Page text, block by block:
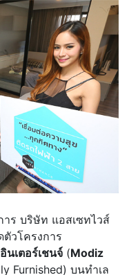
ร บริษัท แอสเซทไวส์
วโครงการ
นเตอร์เชนจ์ (Modiz
Furnished) บนทำเล